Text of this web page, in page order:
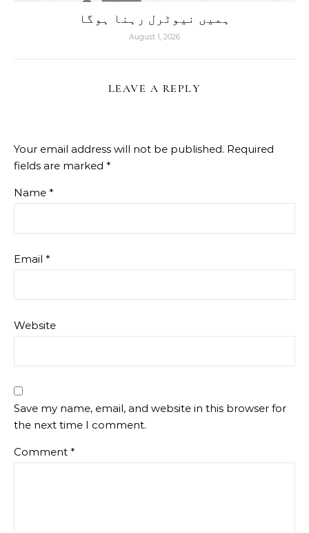
ہمیں نیوٹرل رہنا ہوگا
August 1, 2026
LEAVE A REPLY
Your email address will not be published. Required
fields are marked *
Name *
Email *
Website
Save my name, email, and website in this browser for
the next time I comment.
Comment *